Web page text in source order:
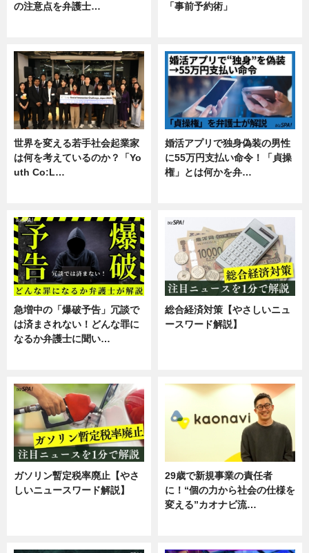
の注意点を弁護士…
「事前予約術」
世界を変える若手社会起業家
は何を考えているのか？「Yo
uth Co:L…
婚活アプリで独身偽装の男性
に55万円支払い命令！「貞操
権」とは何かを弁…
急増中の「爆破予告」冗談で
は済まされない！どんな罪に
なるか弁護士に聞い…
総合経済対策【やさしいニュ
ースワード解説】
ガソリン暫定税率廃止【やさ
しいニュースワード解説】
29歳で新規事業の責任者
に！“個の力から社会の仕様を
変える”カオナビ流…